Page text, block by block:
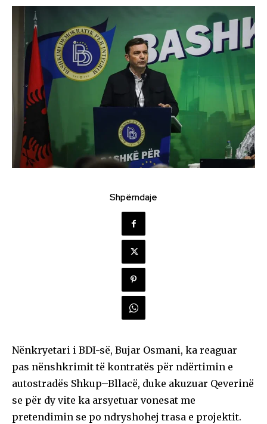
Shpërndaje
Nënkryetari i BDI-së, Bujar Osmani, ka reaguar
pas nënshkrimit të kontratës për ndërtimin e
autostradës Shkup–Bllacë, duke akuzuar Qeverinë
se për dy vite ka arsyetuar vonesat me
pretendimin se po ndryshohej trasa e projektit.